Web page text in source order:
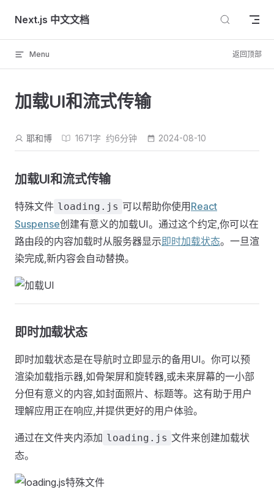
Skip to content
Next.js 中文文档
Menu 返回顶部
加载UI和流式传输
耶和博 1671字 约6分钟 2024-08-10
加载UI和流式传输
特殊文件 loading.js 可以帮助你使用 React
Suspense创建有意义的加载UI。通过这个约定,你可以在
路由段的内容加载时从服务器显示即时加载状态。一旦渲
染完成,新内容会自动替换。
即时加载状态
即时加载状态是在导航时立即显示的备用UI。你可以预
渲染加载指示器,如骨架屏和旋转器,或未来屏幕的一小部
分但有意义的内容,如封面照片、标题等。这有助于用户
理解应用正在响应,并提供更好的用户体验。
通过在文件夹内添加 loading.js 文件来创建加载状
态。